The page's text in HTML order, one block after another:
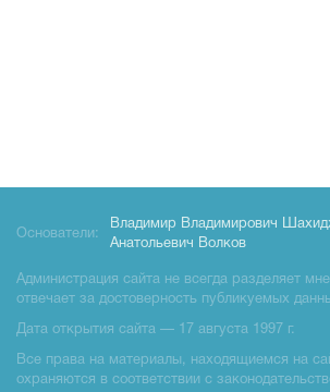
Основатели:
Владимир Владимирович
Анатольевич Волков
Администрация сайта не всегда разделяет
отвечает за достоверность публикуемых
Дата открытия сайта — 17 августа 1997 г.
Все права на материалы, находящиемся на
охраняются в соответствии с